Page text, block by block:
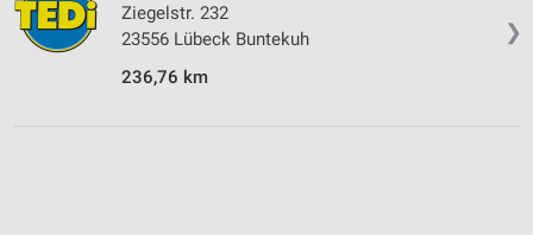
❯
Ziegelstr. 232
23556 Lübeck Buntekuh
236,76 km